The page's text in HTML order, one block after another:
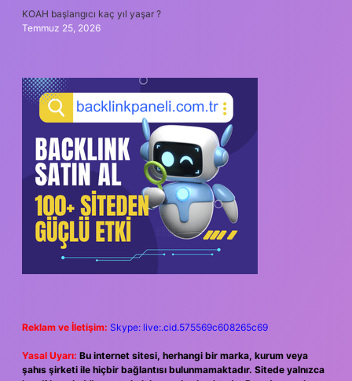
KOAH başlangıcı kaç yıl yaşar ?
Temmuz 25, 2026
Reklam ve İletişim: Skype: live:.cid.575569c608265c69
Yasal Uyarı: Bu internet sitesi, herhangi bir marka, kurum veya
şahıs şirketi ile hiçbir bağlantısı bulunmamaktadır. Sitede yalnızca